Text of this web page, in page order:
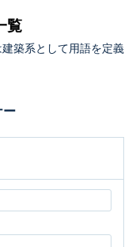
覧
築系として用語を定義
ー